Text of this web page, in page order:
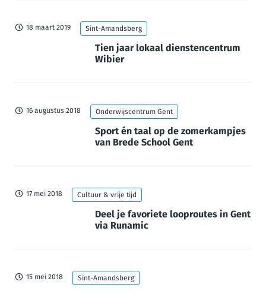
18 maart 2019 Sint-Amandsberg
Tien jaar lokaal dienstencentrum
Wibier
16 augustus 2018 Onderwijscentrum Gent
Sport én taal op de zomerkampjes
van Brede School Gent
17 mei 2018 Cultuur & vrije tijd
Deel je favoriete looproutes in Gent
via Runamic
15 mei 2018 Sint-Amandsberg